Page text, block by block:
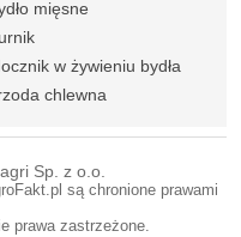
mięsne
w żywieniu bydła
chlewna
Sp. z o.o.
są chronione prawami
prawa zastrzeżone.